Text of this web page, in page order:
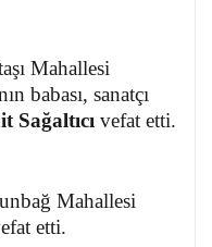
Mahallesi
babası, sanatçı
Sağaltıcı vefat etti.
Mahallesi
etti.